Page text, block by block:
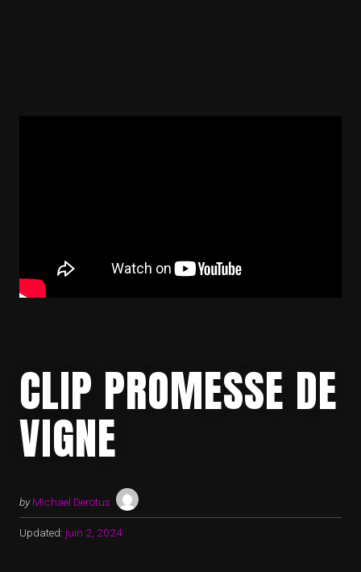
CLIP PROMESSE DE
VIGNE
by Michael Derotus
Updated: juin 2, 2024